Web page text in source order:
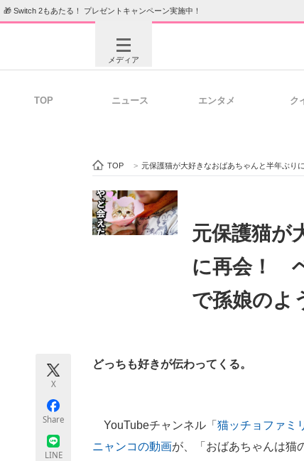
🎁 Switch 2もあたる！ プレゼントキャンペーン実施中！
メディア
ビジネスと働き方のヒント
ITエンジニア向け専門サイト 企業
TOP ニュース エンタメ ク
TOP > 元保護猫が大好きなおばあちゃんと半年ぶ
元保護猫が
に再会！
で孫娘のよ
X
Share
LINE
どっちも好きが伝わってくる。
YouTubeチャンネル「 猫ッチョファミ
ニャンコの動画が、「おばあちゃんは猫